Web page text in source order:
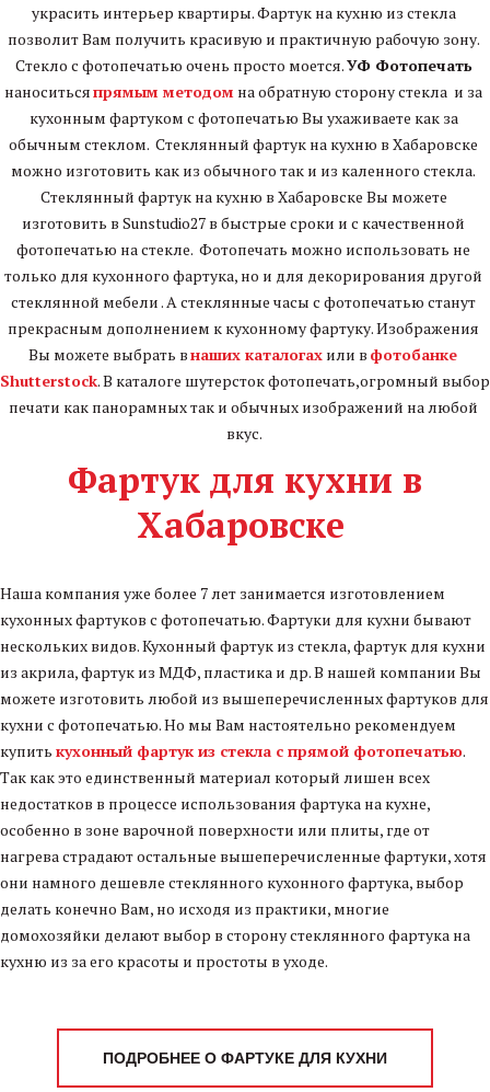
Картины на досках теперь
производство в Хабаровске
Прямая УФ печать на дереве
ПОДРОБНЕЕ
Портрет по фото
2990 рублей!
Арт портрет по фотографии,
отрисовывается нашим
холсте с подрамником.
Оригинальный подарок!
ПОДРОБНЕЕ
Тактильные
таблички
Кнопка вызова песонала,
украсить интерьер квартиры. Фартук на кухню из стекла
позволит Вам получить красивую и практичную рабочую зону.
Стекло с фотопечатью очень просто моется. УФ Фотопечать
наноситься прямым методом на обратную сторону стекла  и за
кухонным фартуком с фотопечатью Вы ухаживаете как за
обычным стеклом.  Стеклянный фартук на кухню в Хабаровске
можно изготовить как из обычного так и из каленного стекла.
Стеклянный фартук на кухню в Хабаровске Вы можете
изготовить в Sunstudio27 в быстрые сроки и с качественной
фотопечатью на стекле.  Фотопечать можно использовать не
только для кухонного фартука, но и для декорирования другой
стеклянной мебели . А стеклянные часы с фотопечатью станут
прекрасным дополнением к кухонному фартуку. Изображения
Вы можете выбрать в наших каталогах или в фотобанке
Shutterstock. В каталоге шутерсток фотопечать,огромный выбор
печати как панорамных так и обычных изображений на любой
вкус.
Фартук для кухни в
Хабаровске
Наша компания уже более 7 лет занимается изготовлением
кухонных фартуков с фотопечатью. Фартуки для кухни бывают
нескольких видов. Кухонный фартук из стекла, фартук для кухни
из акрила, фартук из МДФ, пластика и др. В нашей компании Вы
можете изготовить любой из вышеперечисленных фартуков для
кухни с фотопечатью. Но мы Вам настоятельно рекомендуем
купить кухонный фартук из стекла с прямой фотопечатью.
Так как это единственный материал который лишен всех
недостатков в процессе использования фартука на кухне,
особенно в зоне варочной поверхности или плиты, где от
нагрева страдают остальные вышеперечисленные фартуки, хотя
они намного дешевле стеклянного кухонного фартука, выбор
делать конечно Вам, но исходя из практики, многие
домохозяйки делают выбор в сторону стеклянного фартука на
кухню из за его красоты и простоты в уходе.
ПОДРОБНЕЕ О ФАРТУКЕ ДЛЯ КУХНИ